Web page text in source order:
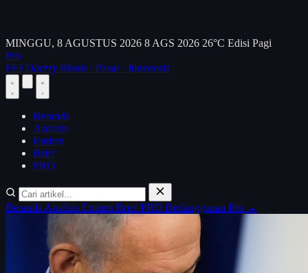
MINGGU, 8 AGUSTUS 2026 8 AGS 2026 26°C Edisi Pagi
Pro
FEEDberry Bisnis · Pasar · Indonesia
Beranda
Analisis
Emiten
Brief
PRO
Beranda Analisis Emiten BriefPRO Berlangganan Pro →